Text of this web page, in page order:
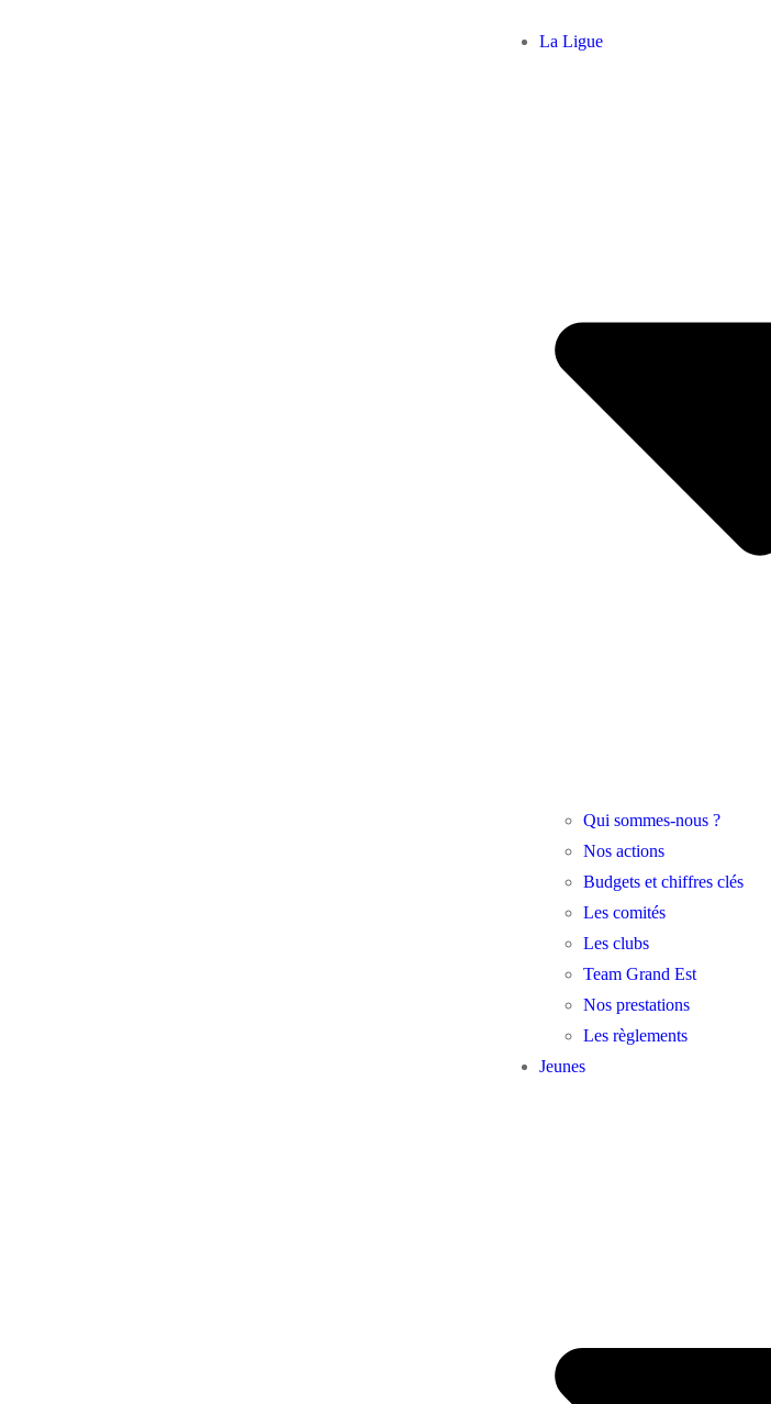
La Ligue
Qui sommes-nous ?
Nos actions
Budgets et chiffres clés
Les comités
Les clubs
Team Grand Est
Nos prestations
Les règlements
Jeunes